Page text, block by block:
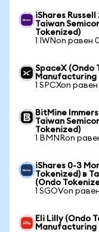
iShares
Taiwan
Tokenized)
1 IWNon равен
SpaceX (Ondo
Manufacturing
1 SPCXon
BitMine
Taiwan
Tokenized)
1 BMNRon
iShares 0-3
Tokenized) в
(Ondo
1 SGOVon
Eli Lilly (Ondo
Manufacturing